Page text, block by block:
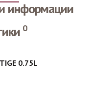
информации
0
0.75L